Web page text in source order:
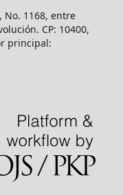
No. 1168, entre
CP: 10400,
principal: